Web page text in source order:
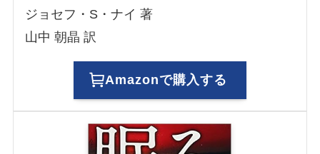
ジョセフ・S・ナイ 著
山中 朝晶 訳
Amazonで購入する